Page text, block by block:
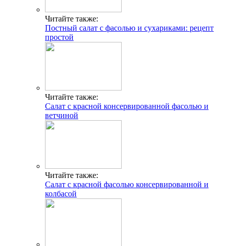
Читайте также:
Постный салат с фасолью и сухариками: рецепт
простой
Читайте также:
Салат с красной консервированной фасолью и
ветчиной
Читайте также:
Салат с красной фасолью консервированной и
колбасой